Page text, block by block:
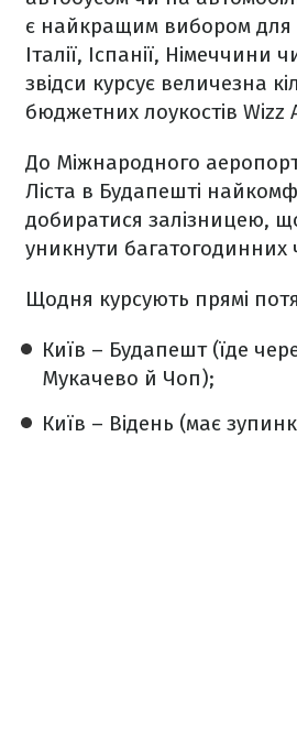
є найкращим вибором для
Італії, Іспанії, Німеччини
звідси курсує величезна
бюджетних лоукостів Wizz
До Міжнародного
Ліста в Будапешті
добиратися залізницею,
уникнути багатогодинних
Щодня курсують прямі
Київ – Будапешт (їде
Мукачево й Чоп);
Київ – Відень (має